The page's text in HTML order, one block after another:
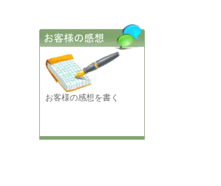
お客様の感想を書く